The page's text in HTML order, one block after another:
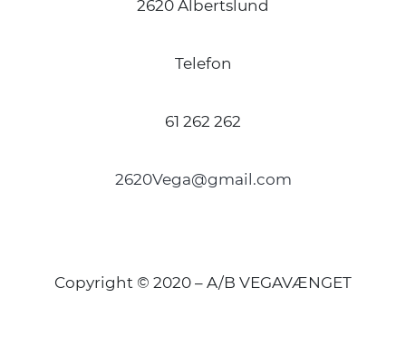
2620 Albertslund
Telefon
61 262 262
2620Vega@gmail.com
Copyright © 2020 – A/B VEGAVÆNGET